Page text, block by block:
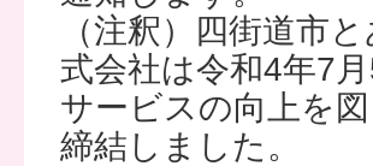
（注釈）四街道市
式会社は令和4年7
サービスの向上を
締結しました。